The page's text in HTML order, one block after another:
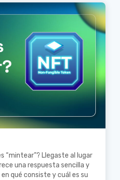
“mintear”? Llegaste al lugar
una respuesta sencilla y
qué consiste y cuál es su